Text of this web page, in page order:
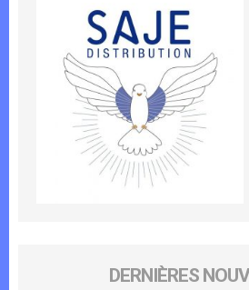
DERNIÈRES